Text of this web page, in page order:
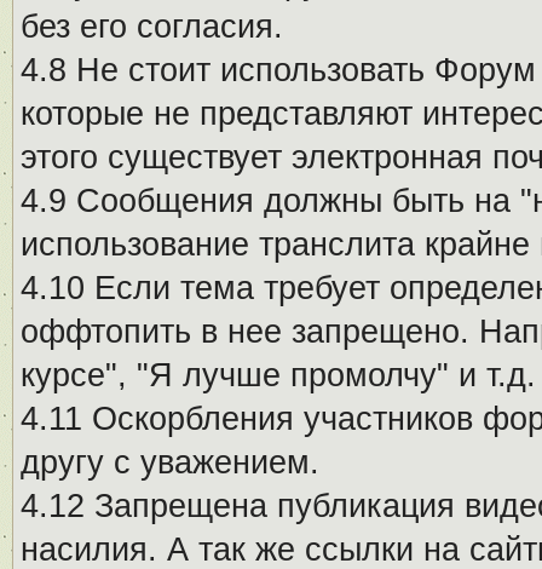
без его согласия.
4.8 Не стоит использовать
которые не представляют
этого существует электронная
4.9 Сообщения должны быть на
использование транслита
4.10 Если тема требует
оффтопить в нее запрещено.
курсе", "Я лучше промолчу" и
4.11 Оскорбления участников
другу с уважением.
4.12 Запрещена публикация
насилия. А так же ссылки на